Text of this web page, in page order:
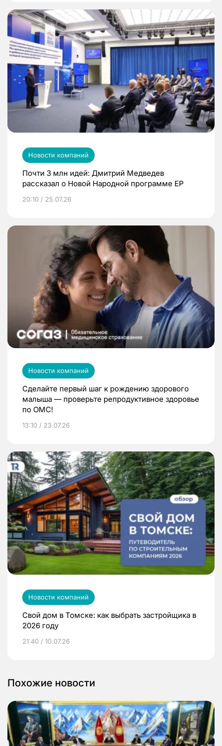
Новости компаний
Почти 3 млн идей: Дмитрий Медведев
рассказал о Новой Народной программе ЕР
20:10 / 25.07.26
Новости компаний
Сделайте первый шаг к рождению здорового
малыша — проверьте репродуктивное здоровье
по ОМС!
13:10 / 23.07.26
Новости компаний
Свой дом в Томске: как выбрать застройщика в
2026 году
21:40 / 10.07.26
Похожие новости